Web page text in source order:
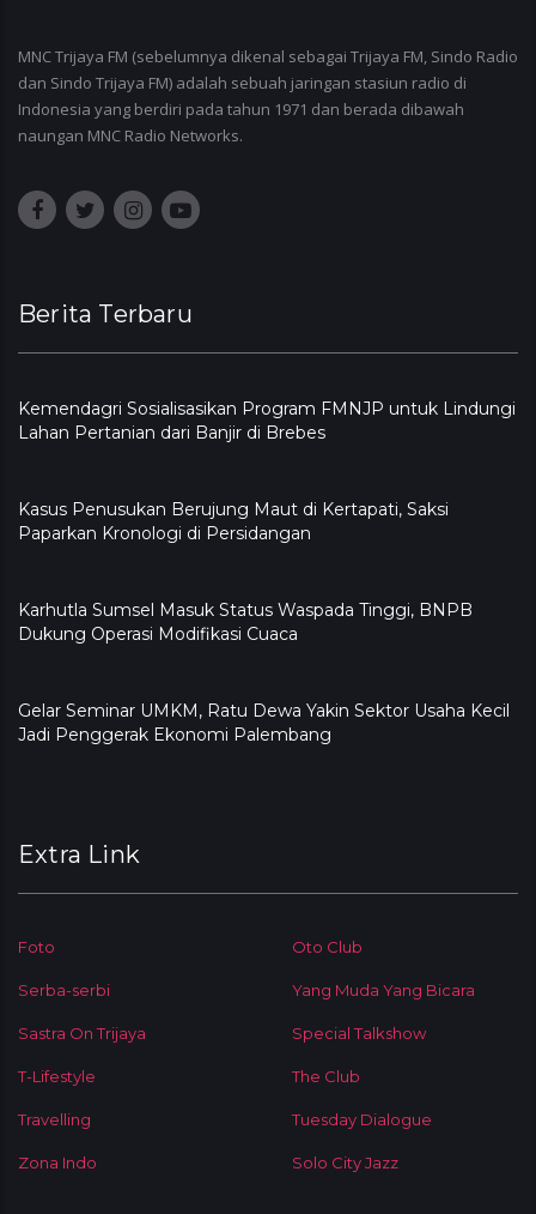
MNC Trijaya FM (sebelumnya dikenal sebagai Trijaya FM, Sindo Radio
dan Sindo Trijaya FM) adalah sebuah jaringan stasiun radio di
Indonesia yang berdiri pada tahun 1971 dan berada dibawah
naungan MNC Radio Networks.
Berita Terbaru
Kemendagri Sosialisasikan Program FMNJP untuk Lindungi
Lahan Pertanian dari Banjir di Brebes
Kasus Penusukan Berujung Maut di Kertapati, Saksi
Paparkan Kronologi di Persidangan
Karhutla Sumsel Masuk Status Waspada Tinggi, BNPB
Dukung Operasi Modifikasi Cuaca
Gelar Seminar UMKM, Ratu Dewa Yakin Sektor Usaha Kecil
Jadi Penggerak Ekonomi Palembang
Extra Link
Foto Oto Club
Serba-serbi Yang Muda Yang Bicara
Sastra On Trijaya Special Talkshow
T-Lifestyle The Club
Travelling Tuesday Dialogue
Zona Indo Solo City Jazz